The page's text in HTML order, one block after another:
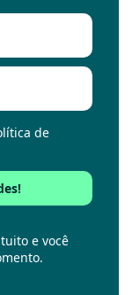
de
e você